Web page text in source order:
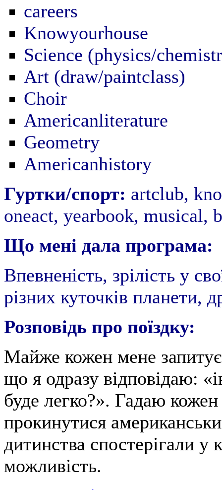
careers
Knowyourhouse
Science (physics/
Art (draw/paintclass)
Choir
Americanliterature
Geometry
Americanhistory
Гуртки/спорт: artclub,
oneact, yearbook, musical,
Що мені дала програма:
Впевненість, зрілість у
різних куточків планети,
Розповідь про поїздку:
Майже кожен мене
що я одразу відповідаю:
буде легко?». Гадаю
прокинутися
дитинства спостерігали у
можливість.